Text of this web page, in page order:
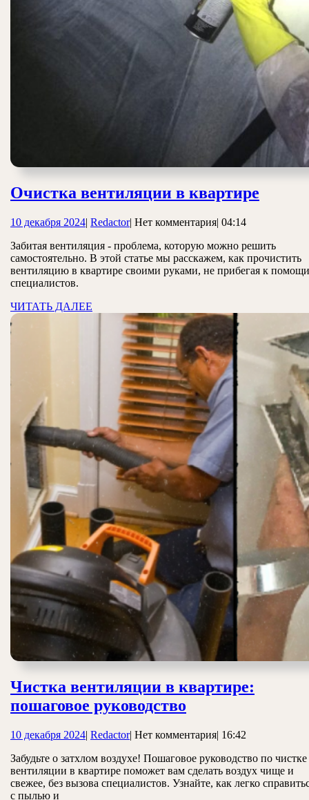
Очистка вентиляции в квартире
10 декабря 202410
2024
| RedactorRedactor
| Нет комментария| 04:14
Забитая вентиляция - проблема, которую можно решить
самостоятельно. В этой статье мы расскажем, как прочистить
вентиляцию в квартире своими руками, не прибегая к помощи
специалистов.
ЧИТАТЬ ДАЛЕЕ
ДАЛЕЕ
Чистка вентиляции в квартире:
пошаговое руководство
в
квартире:
пошаговое
10 декабря 202410
2024
| RedactorRedactor
| Нет комментария| 16:42
Забудьте о затхлом воздухе! Пошаговое руководство по чистке
вентиляции в квартире поможет вам сделать воздух чище и
свежее, без вызова специалистов. Узнайте, как легко
с пылью и